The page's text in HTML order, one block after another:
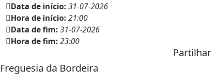
Data de início: 31-07-2026
Hora de início: 21:00
Data de fim: 31-07-2026
Hora de fim: 23:00
Partilhar
Freguesia da Bordeira